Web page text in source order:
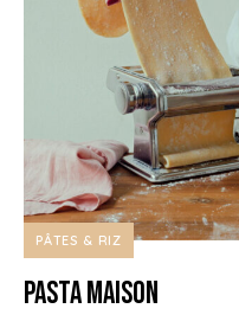
PÂTES & RIZ
Pasta Maison